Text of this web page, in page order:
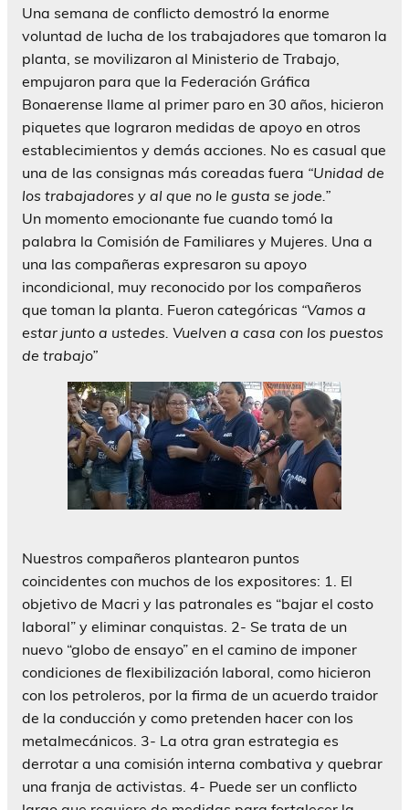
Una semana de conflicto demostró la enorme
voluntad de lucha de los trabajadores que tomaron la
planta, se movilizaron al Ministerio de Trabajo,
empujaron para que la Federación Gráfica
Bonaerense llame al primer paro en 30 años, hicieron
piquetes que lograron medidas de apoyo en otros
establecimientos y demás acciones. No es casual que
una de las consignas más coreadas fuera “Unidad de
los trabajadores y al que no le gusta se jode.”
Un momento emocionante fue cuando tomó la
palabra la Comisión de Familiares y Mujeres. Una a
una las compañeras expresaron su apoyo
incondicional, muy reconocido por los compañeros
que toman la planta. Fueron categóricas “Vamos a
estar junto a ustedes. Vuelven a casa con los puestos
de trabajo”
Nuestros compañeros plantearon puntos
coincidentes con muchos de los expositores: 1. El
objetivo de Macri y las patronales es “bajar el costo
laboral” y eliminar conquistas. 2- Se trata de un
nuevo “globo de ensayo” en el camino de imponer
condiciones de flexibilización laboral, como hicieron
con los petroleros, por la firma de un acuerdo traidor
de la conducción y como pretenden hacer con los
metalmecánicos. 3- La otra gran estrategia es
derrotar a una comisión interna combativa y quebrar
una franja de activistas. 4- Puede ser un conflicto